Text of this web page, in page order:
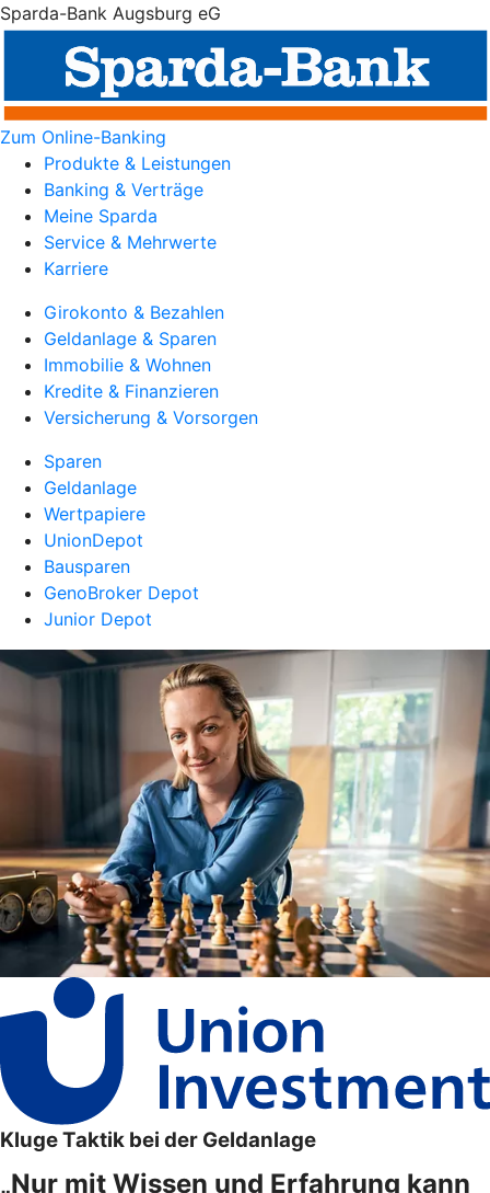
Sparda-Bank Augsburg eG
Zum Online-Banking
Produkte & Leistungen
Banking & Verträge
Meine Sparda
Service & Mehrwerte
Karriere
Girokonto & Bezahlen
Geldanlage & Sparen
Immobilie & Wohnen
Kredite & Finanzieren
Versicherung & Vorsorgen
Sparen
Geldanlage
Wertpapiere
UnionDepot
Bausparen
GenoBroker Depot
Junior Depot
Kluge Taktik bei der Geldanlage
„Nur mit Wissen und Erfahrung kann